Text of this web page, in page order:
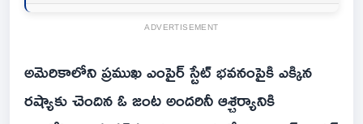
ADVERTISEMENT
అమెరికాలోని ప్రముఖ ఎంపైర్‌ స్టేట్‌ భవనంపైకి ఎక్కిన
రష్యాకు చెందిన ఓ జంట అందరినీ ఆశ్చర్యానికి